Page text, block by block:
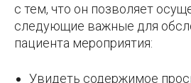
с тем, что он позволяет
следующие важные для
пациента мероприятия:
Увидеть содержимое